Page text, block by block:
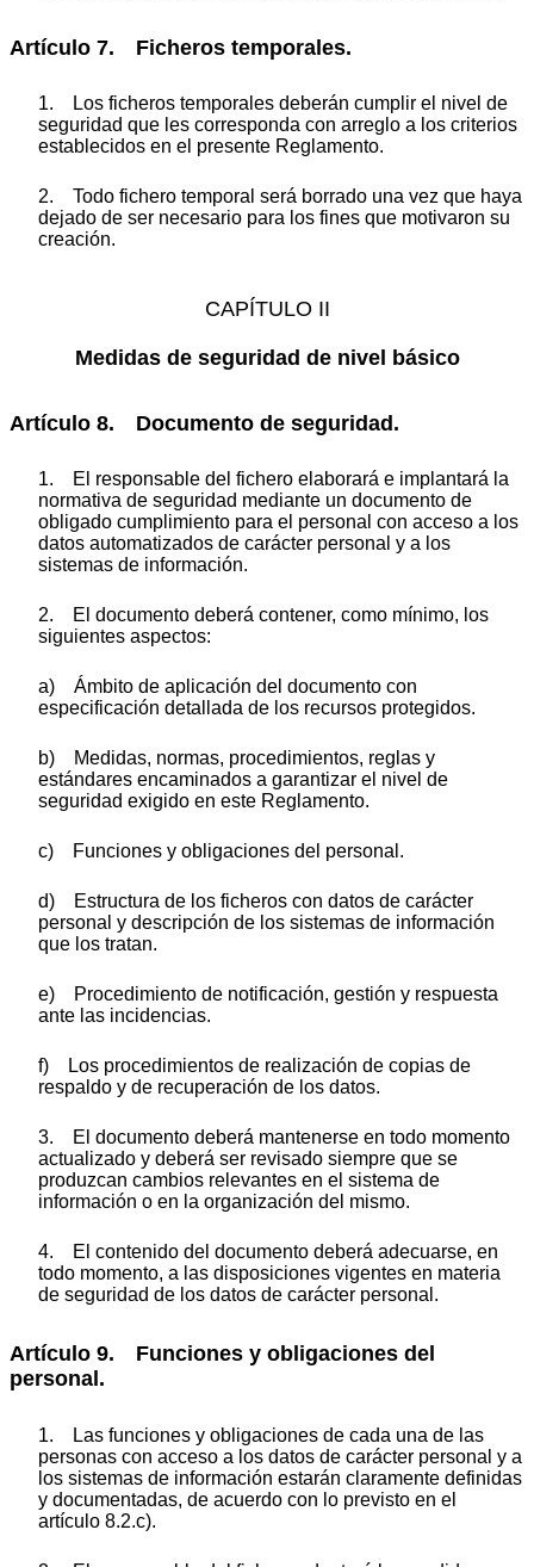
Artículo 7. Ficheros temporales.
1. Los ficheros temporales deberán cumplir el nivel de
seguridad que les corresponda con arreglo a los criterios
establecidos en el presente Reglamento.
2. Todo fichero temporal será borrado una vez que haya
dejado de ser necesario para los fines que motivaron su
creación.
CAPÍTULO II
Medidas de seguridad de nivel básico
Artículo 8. Documento de seguridad.
1. El responsable del fichero elaborará e implantará la
normativa de seguridad mediante un documento de
obligado cumplimiento para el personal con acceso a los
datos automatizados de carácter personal y a los
sistemas de información.
2. El documento deberá contener, como mínimo, los
siguientes aspectos:
a) Ámbito de aplicación del documento con
especificación detallada de los recursos protegidos.
b) Medidas, normas, procedimientos, reglas y
estándares encaminados a garantizar el nivel de
seguridad exigido en este Reglamento.
c) Funciones y obligaciones del personal.
d) Estructura de los ficheros con datos de carácter
personal y descripción de los sistemas de información
que los tratan.
e) Procedimiento de notificación, gestión y respuesta
ante las incidencias.
f) Los procedimientos de realización de copias de
respaldo y de recuperación de los datos.
3. El documento deberá mantenerse en todo momento
actualizado y deberá ser revisado siempre que se
produzcan cambios relevantes en el sistema de
información o en la organización del mismo.
4. El contenido del documento deberá adecuarse, en
todo momento, a las disposiciones vigentes en materia
de seguridad de los datos de carácter personal.
Artículo 9. Funciones y obligaciones del
personal.
1. Las funciones y obligaciones de cada una de las
personas con acceso a los datos de carácter personal y a
los sistemas de información estarán claramente definidas
y documentadas, de acuerdo con lo previsto en el
artículo 8.2.c).